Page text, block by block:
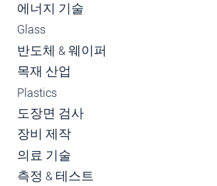
에너지 기술
Glass
반도체 & 웨이퍼
목재 산업
Plastics
도장면 검사
장비 제작
의료 기술
측정 & 테스트